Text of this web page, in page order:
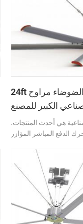
24ft منخفضة الضوضاء مراوح
الكبير للمصنع
هي أحدث المنتجات.
الدفع المباشر المؤازر